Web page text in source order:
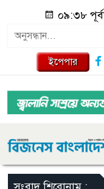
০৯:৩৮
ইপেপার
গজারিয়ায়